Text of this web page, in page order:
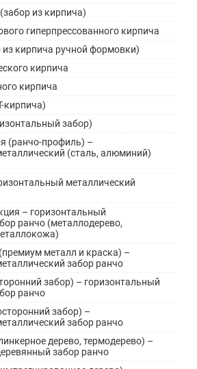
из кирпича)
гиперпрессованного кирпича
из кирпича ручной формовки)
кирпича
кирпича
кирпича)
забор)
(ранчо-профиль) –
(сталь, алюминий)
металлический
– горизонтальный
ранчо (металлодерево,
металл и краска) –
забор ранчо
забор) – горизонтальный
ранчо
забор) –
забор ранчо
дерево, термодерево) –
забор ранчо